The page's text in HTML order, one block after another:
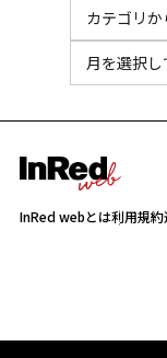
InRed webとは利用規約